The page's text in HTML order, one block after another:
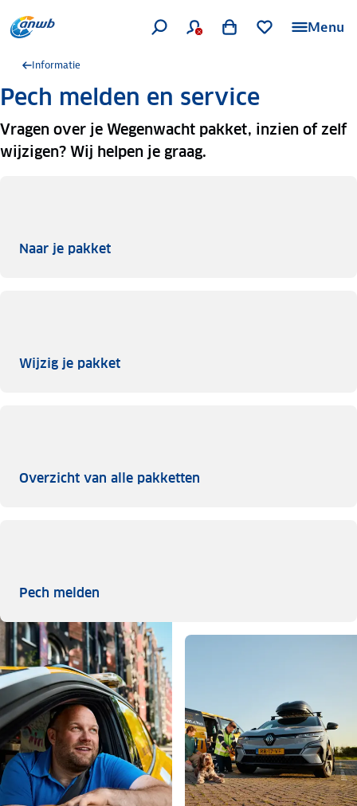
Menu
Informatie
Pech melden en service
Vragen over je Wegenwacht pakket, inzien of zelf
wijzigen? Wij helpen je graag.
Naar je pakketNaar je pakket
Wijzig je pakketWijzig je pakket
Overzicht van alle pakketten
Pech melden